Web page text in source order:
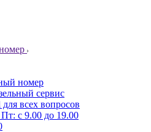
номер
сервис
для всех вопросов
с 9.00 до 19.00